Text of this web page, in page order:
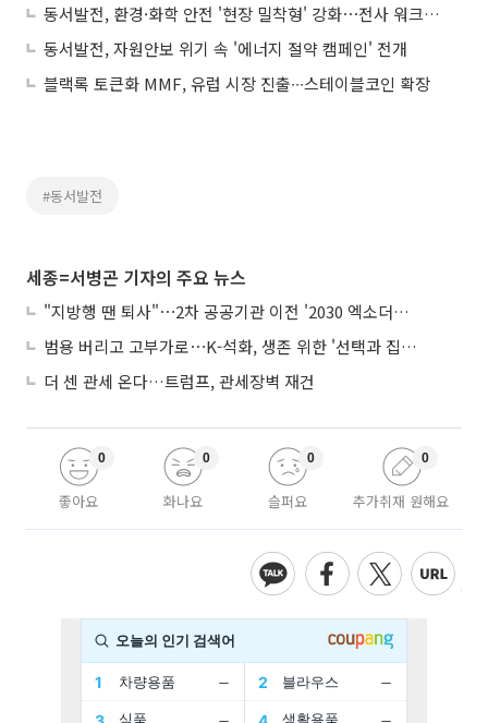
동서발전, 환경·화학 안전 '현장 밀착형' 강화⋯전사 워크숍 개최
동서발전, 자원안보 위기 속 '에너지 절약 캠페인' 전개
블랙록 토큰화 MMF, 유럽 시장 진출∙∙∙스테이블코인 확장
#동서발전
세종=서병곤 기자의 주요 뉴스
"지방행 땐 퇴사"⋯2차 공공기관 이전 '2030 엑소더스' 뇌관
범용 버리고 고부가로⋯K-석화, 생존 위한 '선택과 집중'
더 센 관세 온다…트럼프, 관세장벽 재건
좋아요
0
화나요
0
슬퍼요
0
추가취재 원해요
0